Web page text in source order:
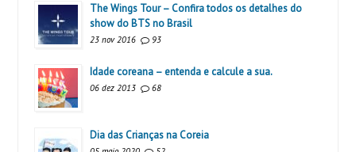
The Wings Tour – Confira todos os detalhes do
show do BTS no Brasil
23 nov 2016 93
Idade coreana – entenda e calcule a sua.
06 dez 2013 68
Dia das Crianças na Coreia